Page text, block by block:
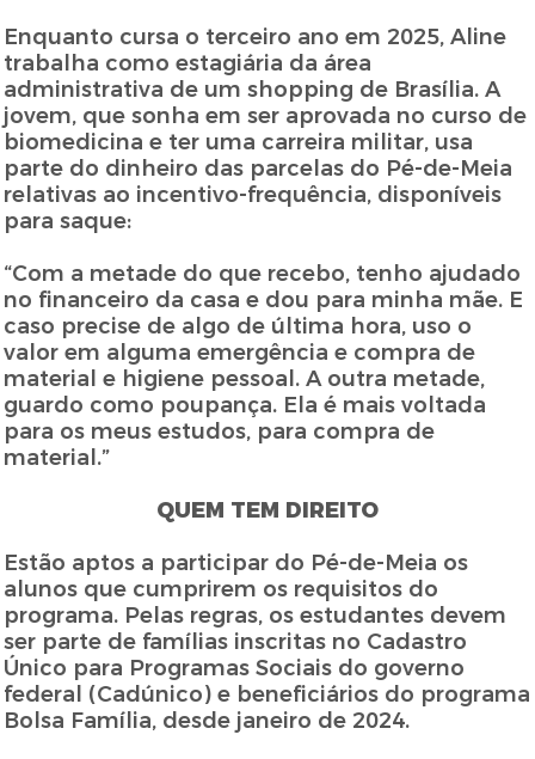
Enquanto cursa o terceiro ano em 2025, Aline
trabalha como estagiária da área
administrativa de um shopping de Brasília. A
jovem, que sonha em ser aprovada no curso de
biomedicina e ter uma carreira militar, usa
parte do dinheiro das parcelas do Pé-de-Meia
relativas ao incentivo-frequência, disponíveis
para saque:
“Com a metade do que recebo, tenho ajudado
no financeiro da casa e dou para minha mãe. E
caso precise de algo de última hora, uso o
valor em alguma emergência e compra de
material e higiene pessoal. A outra metade,
guardo como poupança. Ela é mais voltada
para os meus estudos, para compra de
material.”
QUEM TEM DIREITO
Estão aptos a participar do Pé-de-Meia os
alunos que cumprirem os requisitos do
programa. Pelas regras, os estudantes devem
ser parte de famílias inscritas no Cadastro
Único para Programas Sociais do governo
federal (Cadúnico) e beneficiários do programa
Bolsa Família, desde janeiro de 2024.